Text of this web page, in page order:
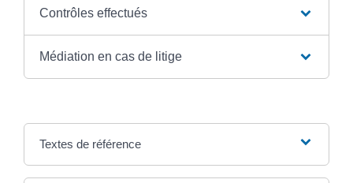
Contrôles effectués
Médiation en cas de litige
Textes de référence